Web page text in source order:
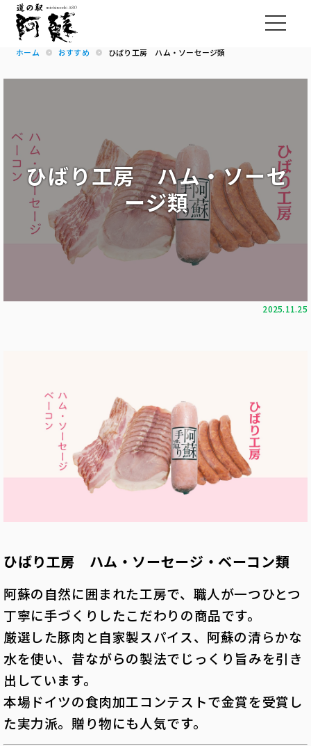
ホーム おすすめ ひばり工房 ハム・ソーセージ類
ひばり工房 ハム・ソーセ
ージ類
2025.11.25
ひばり工房 ハム・ソーセージ・ベーコン類
阿蘇の自然に囲まれた工房で、職人が一つひとつ
丁寧に手づくりしたこだわりの商品です。
厳選した豚肉と自家製スパイス、阿蘇の清らかな
水を使い、昔ながらの製法でじっくり旨みを引き
出しています。
本場ドイツの食肉加工コンテストで金賞を受賞し
た実力派。贈り物にも人気です。